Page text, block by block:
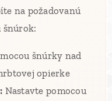
na požadovanú
šnúrok:
šnúrky nad
opierke
Nastavte pomocou